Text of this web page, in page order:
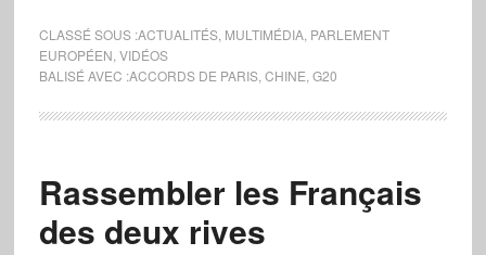
CLASSÉ SOUS :ACTUALITÉS, MULTIMÉDIA, PARLEMENT
EUROPÉEN VIDÉOS
BALISÉ AVEC :ACCORDS DE PARIS, CHINE G20
Rassembler les Français
des deux rives